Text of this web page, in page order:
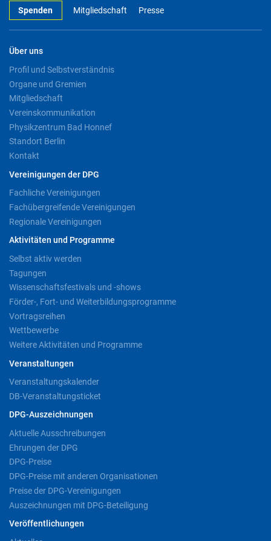
Spenden Mitgliedschaft Presse
Über uns
Profil und Selbstverständnis
Organe und Gremien
Mitgliedschaft
Vereinskommunikation
Physikzentrum Bad Honnef
Standort Berlin
Kontakt
Vereinigungen der DPG
Fachliche Vereinigungen
Fachübergreifende Vereinigungen
Regionale Vereinigungen
Aktivitäten und Programme
Selbst aktiv werden
Tagungen
Wissenschaftsfestivals und -shows
Förder-, Fort- und Weiterbildungsprogramme
Vortragsreihen
Wettbewerbe
Weitere Aktivitäten und Programme
Veranstaltungen
Veranstaltungskalender
DB-Veranstaltungsticket
DPG-Auszeichnungen
Aktuelle Ausschreibungen
Ehrungen der DPG
DPG-Preise
DPG-Preise mit anderen Organisationen
Preise der DPG-Vereinigungen
Auszeichnungen mit DPG-Beteiligung
Veröffentlichungen